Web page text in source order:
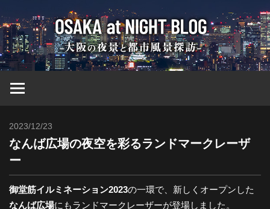
ン
テ
ン
ツ
大
阪
ブ
2023/12/23
なんば広場の夜空を彩るランドマークレーザ
ー
御堂筋イルミネーション2023の一環で、新しくオープンした
なんば広場にもランドマークレーザーが登場しました。